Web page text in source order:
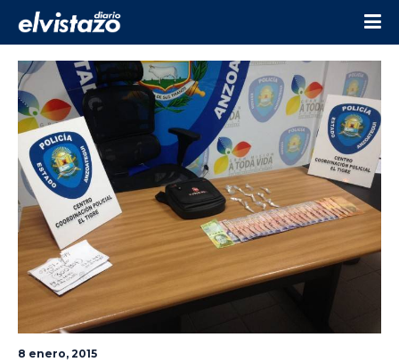
8 enero, 2015